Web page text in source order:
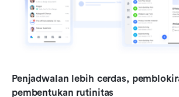
Penjadwalan lebih cerdas,
pembentukan rutinitas